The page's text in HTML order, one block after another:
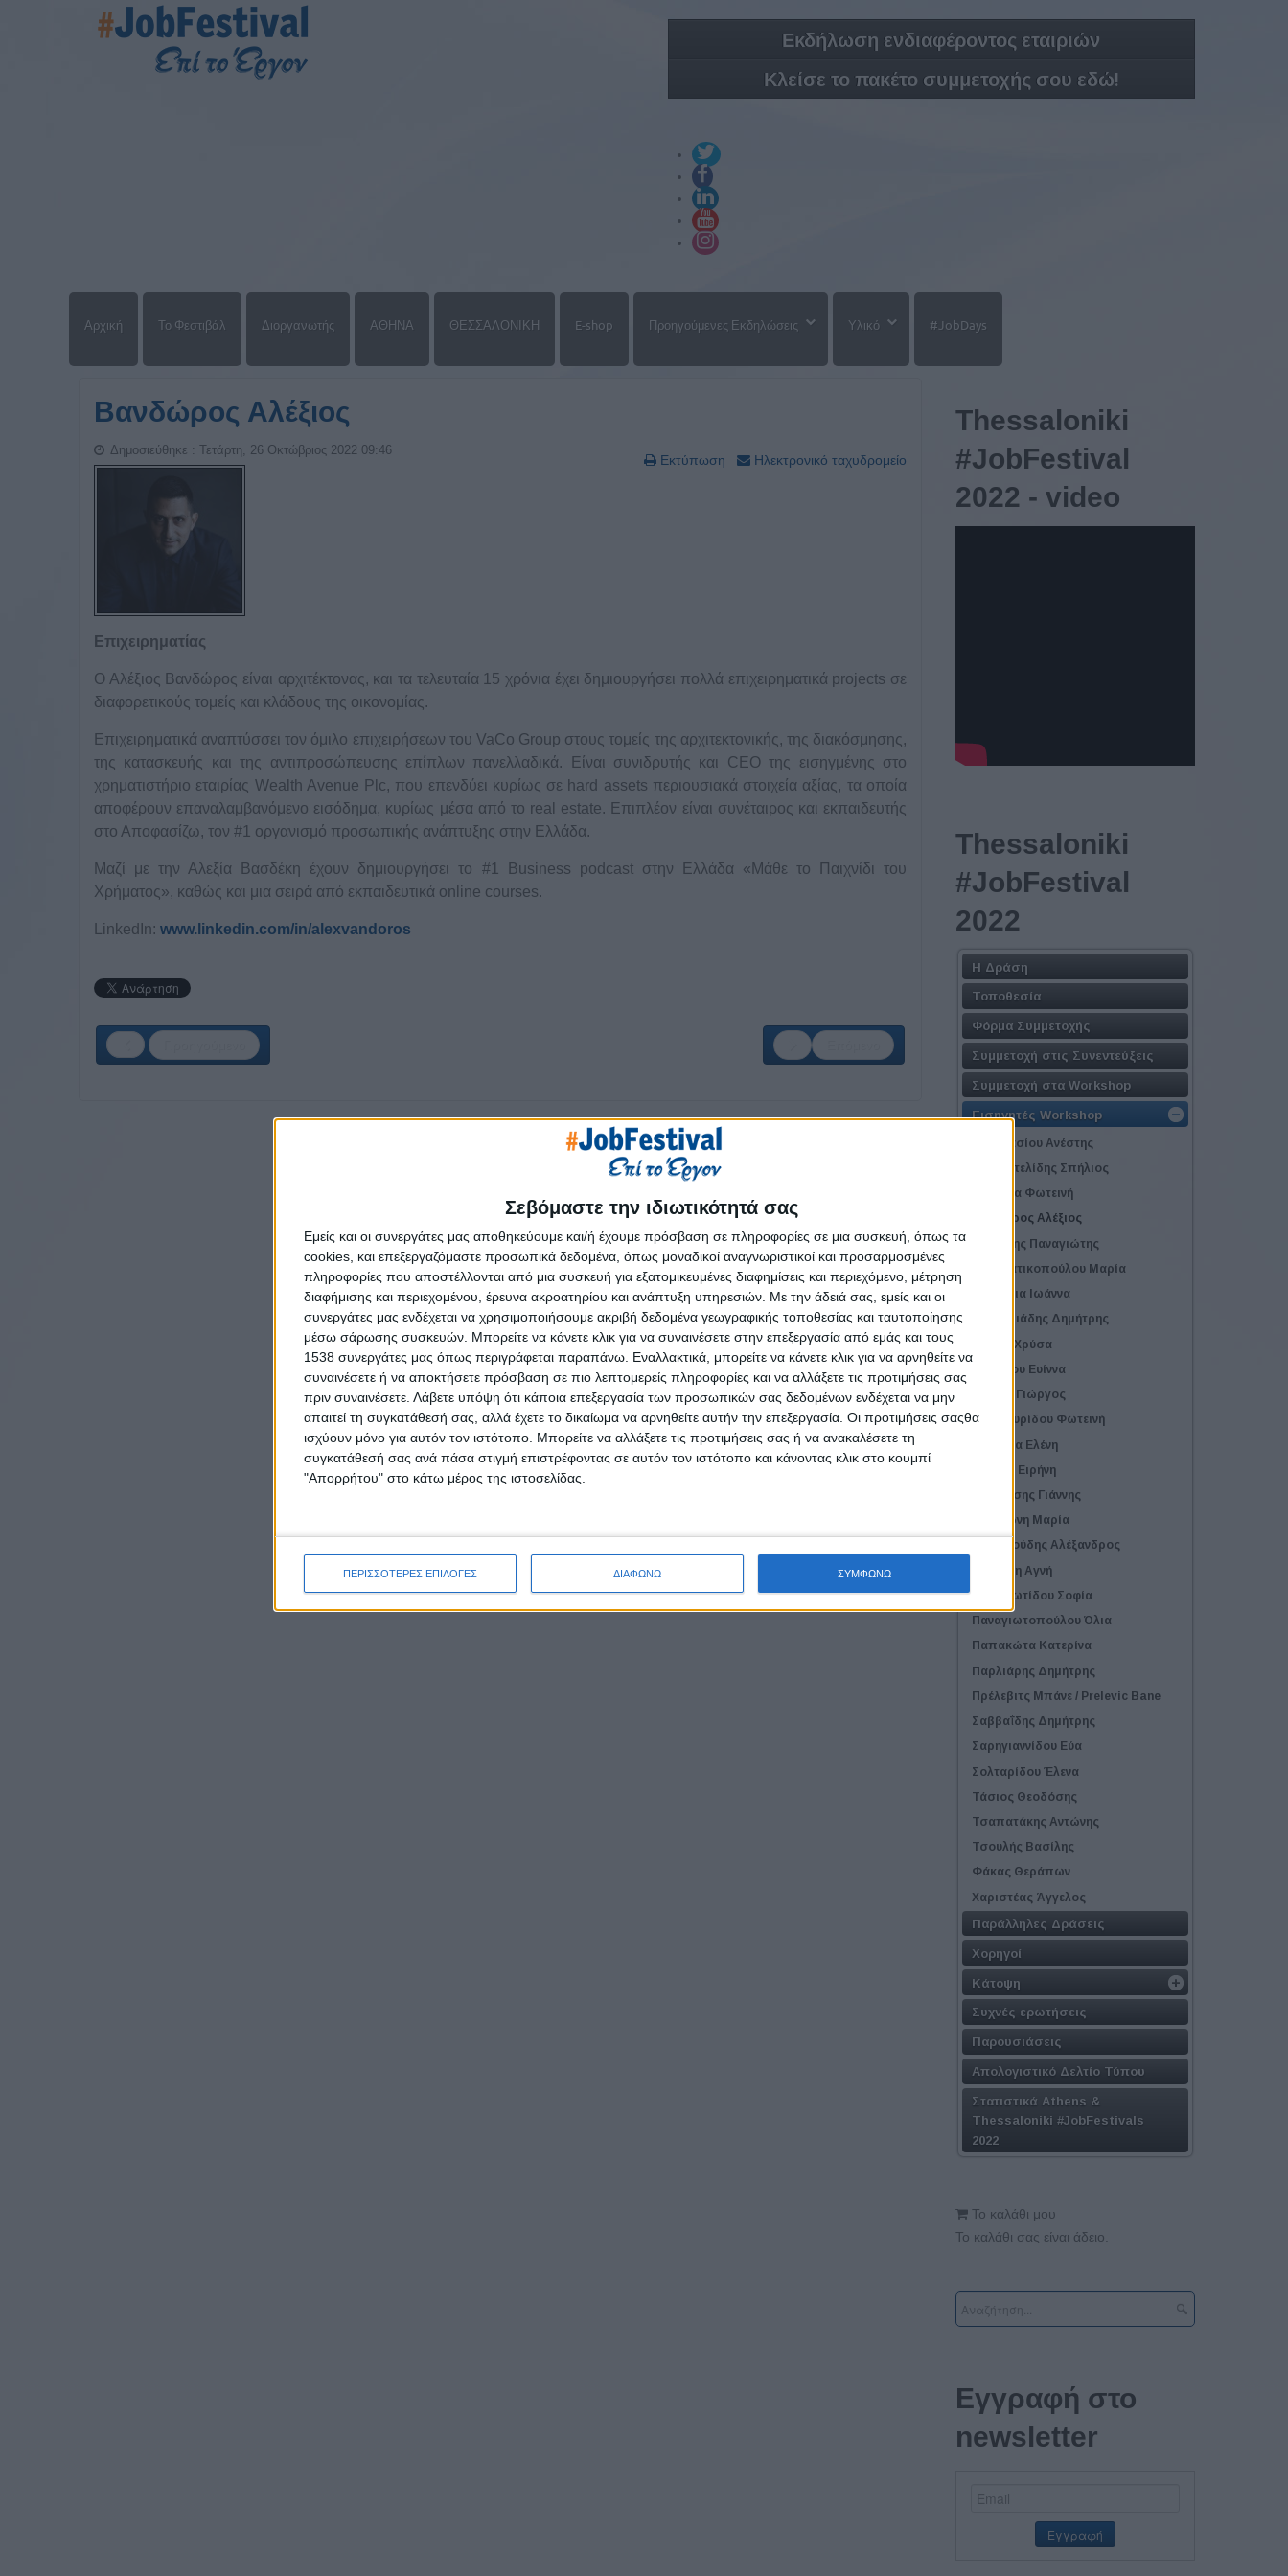
Σεβόμαστε την ιδιωτικότητά σας
Εμείς και οι συνεργάτες μας αποθηκεύουμε και/ή έχουμε πρόσβαση σε πληροφορίες σε μια συσκευή, όπως τα
cookies, και επεξεργαζόμαστε προσωπικά δεδομένα, όπως μοναδικοί αναγνωριστικοί και προσαρμοσμένες
πληροφορίες που αποστέλλονται από μια συσκευή για εξατομικευμένες διαφημίσεις και περιεχόμενο, μέτρηση
διαφήμισης και περιεχομένου, έρευνα ακροατηρίου και ανάπτυξη υπηρεσιών. Με την άδειά σας, εμείς και οι
συνεργάτες μας ενδέχεται να χρησιμοποιήσουμε ακριβή δεδομένα γεωγραφικής τοποθεσίας και ταυτοποίησης
μέσω σάρωσης συσκευών. Μπορείτε να κάνετε κλικ για να συναινέσετε στην επεξεργασία από εμάς και τους
1538 συνεργάτες μας όπως περιγράφεται παραπάνω. Εναλλακτικά, μπορείτε να κάνετε κλικ για να αρνηθείτε να
συναινέσετε ή να αποκτήσετε πρόσβαση σε πιο λεπτομερείς πληροφορίες και να αλλάξετε τις προτιμήσεις σας
πριν συναινέσετε. Λάβετε υπόψη ότι κάποια επεξεργασία των προσωπικών σας δεδομένων ενδέχεται να μην
απαιτεί τη συγκατάθεσή σας, αλλά έχετε το δικαίωμα να αρνηθείτε αυτήν την επεξεργασία. Οι προτιμήσεις σαςθα
ισχύουν μόνο για αυτόν τον ιστότοπο. Μπορείτε να αλλάξετε τις προτιμήσεις σας ή να ανακαλέσετε τη
συγκατάθεσή σας ανά πάσα στιγμή επιστρέφοντας σε αυτόν τον ιστότοπο και κάνοντας κλικ στο κουμπί
"Απορρήτου" στο κάτω μέρος της ιστοσελίδας.
ΠΕΡΙΣΣΟΤΕΡΕΣ ΕΠΙΛΟΓΕΣ ΔΙΑΦΩΝΩ ΣΥΜΦΩΝΩ
Εκδήλωση ενδιαφέροντος εταιριών
Κλείσε το πακέτο συμμετοχής σου εδώ!
Αρχική Το Φεστιβάλ Διοργανωτής ΑΘΗΝΑ ΘΕΣΣΑΛΟΝΙΚΗ E-shop Προηγούμενες Εκδηλώσεις Υλικό #JobDays
Βανδώρος Αλέξιος
Εκτύπωση Ηλεκτρονικό ταχυδρομείο
Δημοσιεύθηκε : Τετάρτη, 26 Οκτώβριος 2022 09:46
Επιχειρηματίας
Ο Αλέξιος Βανδώρος είναι αρχιτέκτονας, και τα τελευταία 15 χρόνια έχει δημιουργήσει πολλά επιχειρηματικά projects σε
διαφορετικούς τομείς και κλάδους της οικονομίας.
Επιχειρηματικά αναπτύσσει τον όμιλο επιχειρήσεων του VaCo Group στους τομείς της αρχιτεκτονικής, της διακόσμησης,
της κατασκευής και της αντιπροσώπευσης επίπλων πανελλαδικά. Είναι συνιδρυτής και CEO της εισηγμένης στο
χρηματιστήριο εταιρίας Wealth Avenue Plc, που επενδύει κυρίως σε hard assets περιουσιακά στοιχεία αξίας, τα οποία
αποφέρουν επαναλαμβανόμενο εισόδημα, κυρίως μέσα από το real estate. Επιπλέον είναι συνέταιρος και εκπαιδευτής
στο Αποφασίζω, τον #1 οργανισμό προσωπικής ανάπτυξης στην Ελλάδα.
Μαζί με την Αλεξία Βασδέκη έχουν δημιουργήσει το #1 Business podcast στην Ελλάδα «Μάθε το Παιχνίδι του
Χρήματος», καθώς και μια σειρά από εκπαιδευτικά online courses.
LinkedIn: www.linkedin.com/in/alexvandoros
Thessaloniki
#JobFestival
2022 - video
Thessaloniki
#JobFestival
2022
Η Δράση
Τοποθεσία
Φόρμα Συμμετοχής
Συμμετοχή στις Συνεντεύξεις
Συμμετοχή στα Workshop
Εισηγητές Workshop
Αναστασίου Ανέστης
Αριστοτελίδης Σπήλιος
Βαβίτσα Φωτεινή
Βανδώρος Αλέξιος
Γκορέζης Παναγιώτης
Γραμματικοπούλου Μαρία
Δανδέλια Ιωάννα
Δημητριάδης Δημήτρης
Δότσα Χρύσα
Εγγλέζου Ευίννα
Θερίου Γιώργος
Καμπουρίδου Φωτεινή
Κολλήγα Ελένη
Κόντρα Ειρήνη
Μηλιάτσης Γιάννης
Μπιλιώνη Μαρία
Μπουζούδης Αλέξανδρος
Παγούνη Αγνή
Παναγιωτίδου Σοφία
Παναγιωτοπούλου Όλια
Παπακώτα Κατερίνα
Παρλιάρης Δημήτρης
Πρέλεβιτς Μπάνε / Prelevic Bane
Σαββαΐδης Δημήτρης
Σαρηγιαννίδου Εύα
Σολταρίδου Έλενα
Τάσιος Θεοδόσης
Τσαπατάκης Αντώνης
Τσουλής Βασίλης
Φάκας Θεράπων
Χαριστέας Άγγελος
Παράλληλες Δράσεις
Χορηγοί
Κάτοψη
Συχνές ερωτήσεις
Παρουσιάσεις
Απολογιστικό Δελτίο Τύπου
Στατιστικά Athens &
Thessaloniki #JobFestivals
2022
Το καλάθι μου
Το καλάθι σας είναι άδειο.
Εγγραφή στο
newsletter